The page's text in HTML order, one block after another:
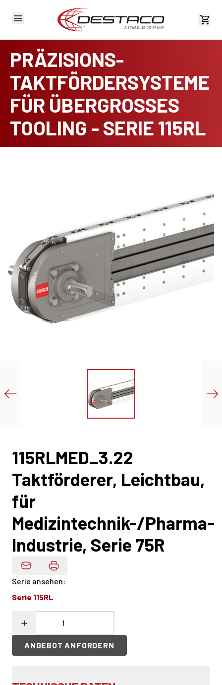
PRÄZISIONS-
TAKTFÖRDERSYSTEME
FÜR ÜBERGROSSES
TOOLING - SERIE 115RL
115RLMED_3.22
Taktförderer, Leichtbau,
für
Medizintechnik-/Pharma-
Industrie, Serie 75R
Produktdaten Per E-Mail
Serie ansehen:
Serie 115RL
ANGEBOT ANFORDERN